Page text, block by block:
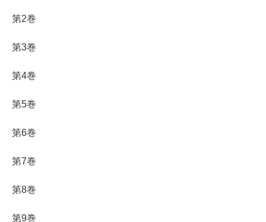
第2巻
第3巻
第4巻
第5巻
第6巻
第7巻
第8巻
第9巻